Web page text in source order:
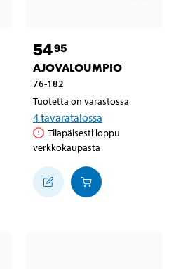
5495
AJOVALOUMPIO
76-182
Tuotetta on varastossa
4tavaratalossa
Tilapäisesti loppu
verkkokaupasta